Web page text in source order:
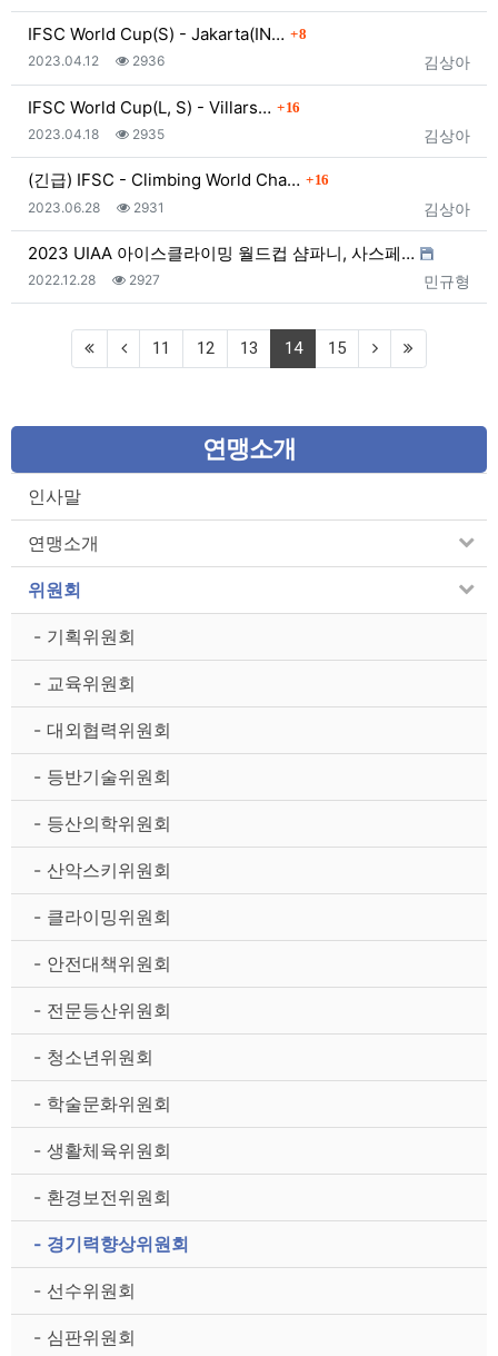
IFSC World Cup(S) - Jakarta(IN… 댓글
8
등록자
김상아
등록일
2023.04.12 조회
2936
IFSC World Cup(L, S) - Villars… 댓글
16
등록자
김상아
등록일
2023.04.18 조회
2935
(긴급) IFSC - Climbing World Cha… 댓글
16
등록자
김상아
등록일
2023.06.28 조회
2931
2023 UIAA 아이스클라이밍 월드컵 샴파니, 사스페…
등록자
민규형
등록일
2022.12.28 조회
2927
11 12 13 14(current)
15
연맹소개
인사말
연맹소개
위원회
- 기획위원회
- 교육위원회
- 대외협력위원회
- 등반기술위원회
- 등산의학위원회
- 산악스키위원회
- 클라이밍위원회
- 안전대책위원회
- 전문등산위원회
- 청소년위원회
- 학술문화위원회
- 생활체육위원회
- 환경보전위원회
- 경기력향상위원회
- 선수위원회
- 심판위원회